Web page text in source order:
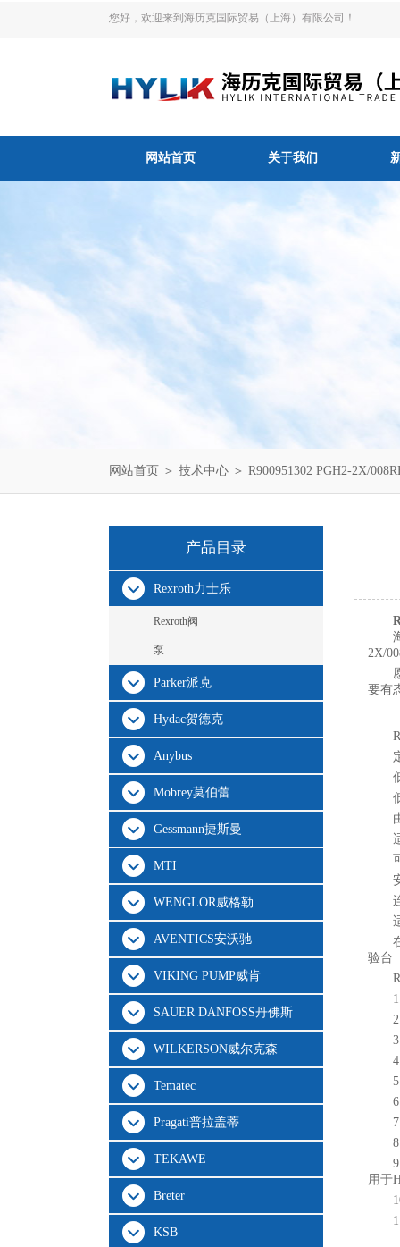
您好，欢迎来到海历克国际贸易（上海）有限公司！
网站首页 关于我们
网站首页 ＞ 技术中心 ＞ R900951302 PGH2-2X/
产品目录
Rexroth力士乐
Rexroth阀
泵
Parker派克
Hydac贺德克
Anybus
Mobrey莫伯蕾
Gessmann捷斯曼
MTI
WENGLOR威格勒
AVENTICS安沃驰
VIKING PUMP威肯
SAUER DANFOSS丹佛斯
WILKERSON威尔克森
Tematec
Pragati普拉盖蒂
TEKAWE
Breter
KSB
2X/
要有
验台
用于